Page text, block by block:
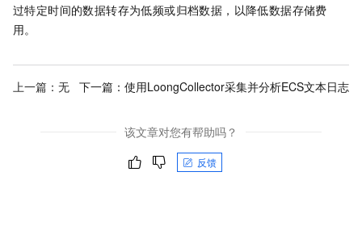
过特定时间的数据转存为低频或归档数据，以降低数据存储费
用。
上一篇：无 下一篇： 使用LoongCollector采集并分析ECS文本日志
该文章对您有帮助吗？
反馈